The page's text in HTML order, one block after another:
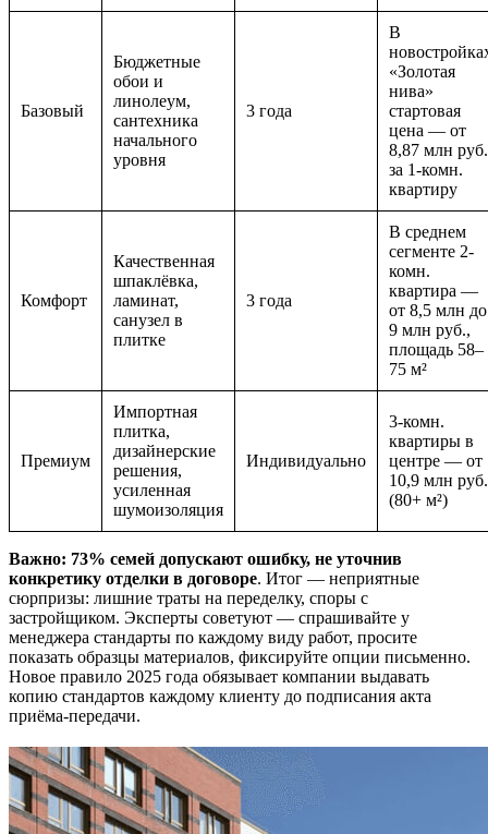
Базовый
Бюджетные
обои и
линолеум,
сантехника
начального
уровня
3 года
В
«Золотая
нива»
стартовая
цена — от
8,87 млн руб.
за 1-комн.
квартиру
Комфорт
Качественная
шпаклёвка,
ламинат,
санузел в
плитке
3 года
В среднем
сегменте 2-
комн.
квартира —
от 8,5 млн до
9 млн руб.,
площадь 58–
75 м²
Премиум
Импортная
плитка,
дизайнерские
решения,
усиленная
шумоизоляция
Индивидуально
3-комн.
квартиры в
центре — от
10,9 млн руб.
(80+ м²)
Важно: 73% семей допускают ошибку, не уточнив
конкретику отделки в договоре. Итог — неприятные
сюрпризы: лишние траты на переделку, споры с
застройщиком. Эксперты советуют — спрашивайте у
менеджера стандарты по каждому виду работ, просите
показать образцы материалов, фиксируйте опции письменно.
Новое правило 2025 года обязывает компании выдавать
копию стандартов каждому клиенту до подписания акта
приёма-передачи.